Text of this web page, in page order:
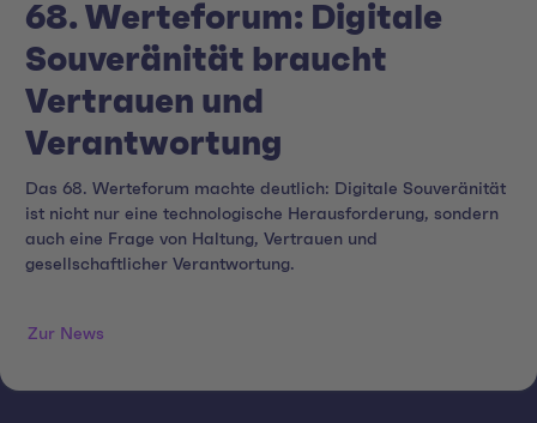
68. Werteforum: Digitale
Souveränität braucht
Vertrauen und
Verantwortung
Das 68. Werteforum machte deutlich: Digitale Souveränität
ist nicht nur eine technologische Herausforderung, sondern
auch eine Frage von Haltung, Vertrauen und
gesellschaftlicher Verantwortung.
Zur News